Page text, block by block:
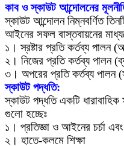
কাব ও স্কাউট আন্দোলনের
স্কাউট আন্দোলন নিম্নবর্ণিত
আইনের সফল বাস্তবায়নের
১। স্রষ্টার প্রতি কর্তব্য পালন
২। নিজের প্রতি কর্তব্য পালন
৩। অপরের প্রতি কর্তব্য পালন
স্কাউট পদ্ধতি:
স্কাউট পদ্ধতি একটি ধারাবাহিক
গুলো হচ্ছেঃ
১। প্রতিজ্ঞা ও আইনের চর্চা
২। হাতে-কলমে শিক্ষা